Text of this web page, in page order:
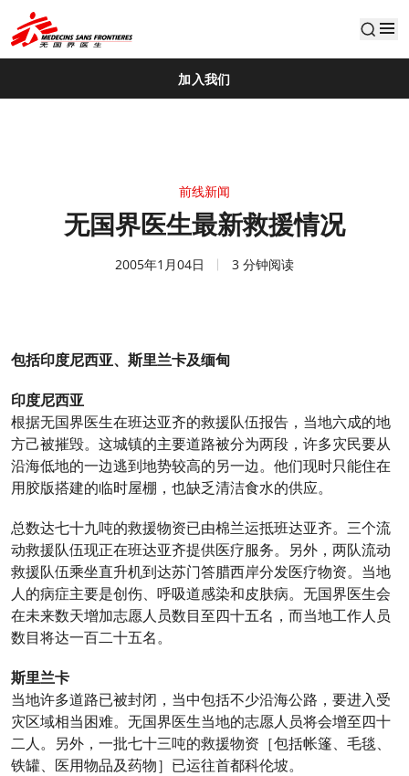
default
加入我们
前线新闻
无国界医生最新救援情况
2005年1月04日 3 分钟阅读
包括印度尼西亚、斯里兰卡及缅甸
印度尼西亚
根据无国界医生在班达亚齐的救援队伍报告，当地六成的地
方己被摧毁。这城镇的主要道路被分为两段，许多灾民要从
沿海低地的一边逃到地势较高的另一边。他们现时只能住在
用胶版搭建的临时屋棚，也缺乏清洁食水的供应。
总数达七十九吨的救援物资已由棉兰运抵班达亚齐。三个流
动救援队伍现正在班达亚齐提供医疗服务。另外，两队流动
救援队伍乘坐直升机到达苏门答腊西岸分发医疗物资。当地
人的病症主要是创伤、呼吸道感染和皮肤病。无国界医生会
在未来数天增加志愿人员数目至四十五名，而当地工作人员
数目将达一百二十五名。
斯里兰卡
当地许多道路已被封闭，当中包括不少沿海公路，要进入受
灾区域相当困难。无国界医生当地的志愿人员将会增至四十
二人。另外，一批七十三吨的救援物资［包括帐篷、毛毯、
铁罐、医用物品及药物］已运往首都科伦坡。